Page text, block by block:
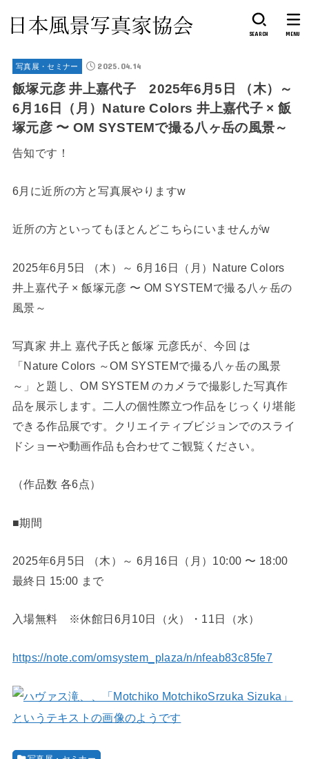
SEARCH MENU
写真展・セミナー 2025.04.14
飯塚元彦 井上嘉代子 2025年6月5日 （木）～
6月16日（月）Nature Colors 井上嘉代子 × 飯
塚元彦 〜 OM SYSTEMで撮る八ヶ岳の風景～
告知です！
6月に近所の方と写真展やりますw
近所の方といってもほとんどこちらにいませんがw
2025年6月5日 （木）～ 6月16日（月）Nature Colors
井上嘉代子 × 飯塚元彦 〜 OM SYSTEMで撮る八ヶ岳の
風景～
写真家 井上 嘉代子氏と飯塚 元彦氏が、今回 は
「Nature Colors ～OM SYSTEMで撮る八ヶ岳の風景
～」と題し、OM SYSTEM のカメラで撮影した写真作
品を展示します。二人の個性際立つ作品をじっくり堪能
できる作品展です。クリエイティブビジョンでのスライ
ドショーや動画作品も合わせてご観覧ください。
（作品数 各6点）
■期間
2025年6月5日 （木）～ 6月16日（月）10:00 〜 18:00
最終日 15:00 まで
入場無料 ※休館日6月10日（火）・11日（水）
https://note.com/omsystem_plaza/n/nfeab83c85fe7